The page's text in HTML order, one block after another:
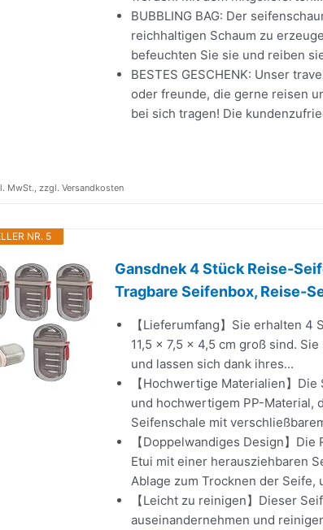
BUBBLING BAG: Der
reichhaltigen Schaum zu
befeuchten Sie sie und reiben
BESTES GESCHENK: Unser
oder freunde, die gerne reisen
bei sich tragen! Die
MwSt., zzgl. Versandkosten
NR. 5
Gansdnek 4 Stück Reise-
Tragbare Seifenbox, Reise-
【Lieferumfang】Sie erhalten
11,5 × 7,5 × 4,5 cm groß sind.
und lassen sich dank ihres...
【Hochwertige Materialien】
und hochwertigem PP-Material,
Seifenschale mit
【Doppelwandiges Design】
Etui mit einer herausziehbaren
Ablage zum Trocknen der Seife,
【Leicht zu reinigen】Dieser
auseinandernehmen und